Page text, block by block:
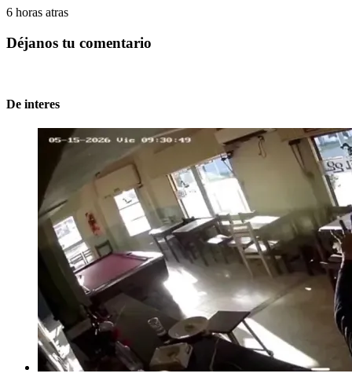
6 horas atras
Déjanos tu comentario
De interes